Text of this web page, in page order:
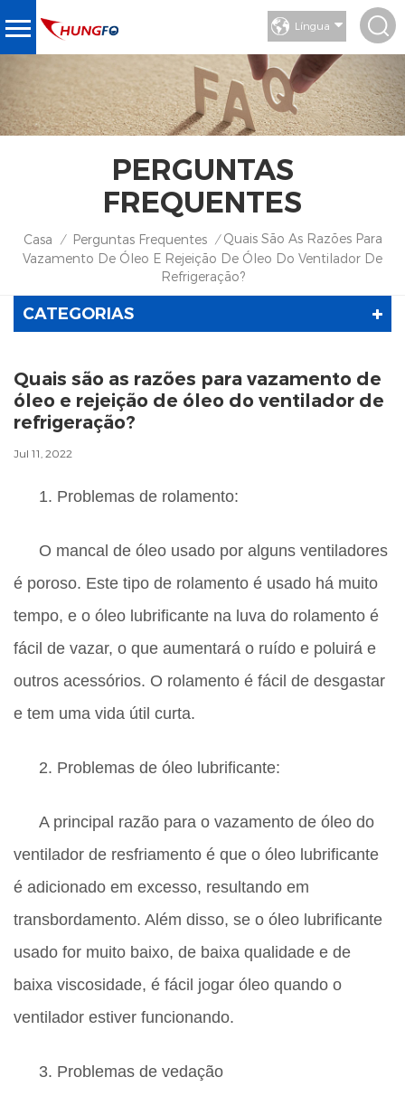
Língua
PERGUNTAS
FREQUENTES
Casa / Perguntas Frequentes / Quais São As Razões Para
Vazamento De Óleo E Rejeição De Óleo Do Ventilador De
Refrigeração?
CATEGORIAS
Quais são as razões para vazamento de
óleo e rejeição de óleo do ventilador de
refrigeração?
Jul 11, 2022
1. Problemas de rolamento:
O mancal de óleo usado por alguns ventiladores
é poroso. Este tipo de rolamento é usado há muito
tempo, e o óleo lubrificante na luva do rolamento é
fácil de vazar, o que aumentará o ruído e poluirá e
outros acessórios. O rolamento é fácil de desgastar
e tem uma vida útil curta.
2. Problemas de óleo lubrificante:
A principal razão para o vazamento de óleo do
ventilador de resfriamento é que o óleo lubrificante
é adicionado em excesso, resultando em
transbordamento. Além disso, se o óleo lubrificante
usado for muito baixo, de baixa qualidade e de
baixa viscosidade, é fácil jogar óleo quando o
ventilador estiver funcionando.
3. Problemas de vedação